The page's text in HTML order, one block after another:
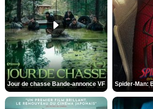
Jour de chasse Bande-annonce VF